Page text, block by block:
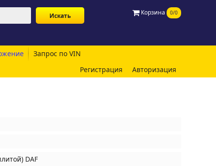
Корзина 0/0
Запрос по VIN
Регистрация
Авторизация
DAF